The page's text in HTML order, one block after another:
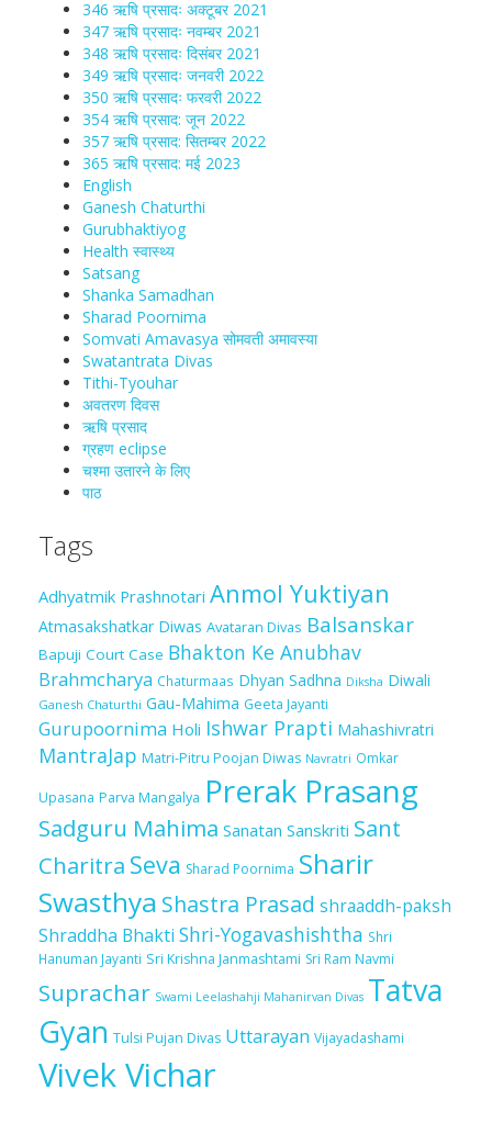
346 ऋषि प्रसादः अक्टूबर 2021
347 ऋषि प्रसादः नवम्बर 2021
348 ऋषि प्रसादः दिसंबर 2021
349 ऋषि प्रसादः जनवरी 2022
350 ऋषि प्रसादः फरवरी 2022
354 ऋषि प्रसाद: जून 2022
357 ऋषि प्रसाद: सितम्बर 2022
365 ऋषि प्रसाद: मई 2023
English
Ganesh Chaturthi
Gurubhaktiyog
Health स्वास्‍थ्‍य
Satsang
Shanka Samadhan
Sharad Poornima
Somvati Amavasya सोमवती अमावस्या
Swatantrata Divas
Tithi-Tyouhar
अवतरण दिवस
ऋषि प्रसाद
ग्रहण eclipse
चश्मा‍ उतारने के लिए
पाठ
Tags
Adhyatmik Prashnotari Anmol Yuktiyan
Atmasakshatkar Diwas Avataran Divas Balsanskar
Bapuji Court Case Bhakton Ke Anubhav
Brahmcharya Chaturmaas Dhyan Sadhna Diksha Diwali
Ganesh Chaturthi Gau-Mahima Geeta Jayanti
Gurupoornima Holi Ishwar Prapti Mahashivratri
MantraJap Matri-Pitru Poojan Diwas Navratri Omkar
Upasana Parva Mangalya Prerak Prasang
Sadguru Mahima Sanatan Sanskriti Sant
Charitra Seva Sharad Poornima Sharir
Swasthya Shastra Prasad shraaddh-paksh
Shraddha Bhakti Shri-Yogavashishtha Shri
Hanuman Jayanti Sri Krishna Janmashtami Sri Ram Navmi
Suprachar Swami Leelashahji Mahanirvan Divas Tatva
Gyan Tulsi Pujan Divas Uttarayan Vijayadashami
Vivek Vichar